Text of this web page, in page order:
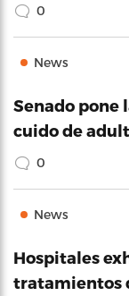
0
News
Senado pone
cuido de
0
News
Hospitales
tratamientos